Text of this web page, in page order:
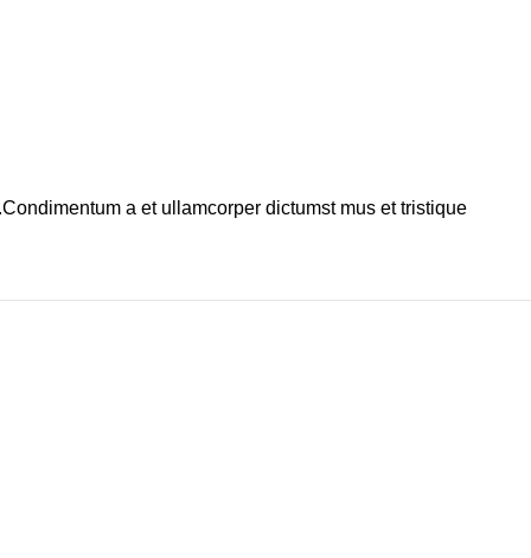
a et ullamcorper dictumst mus et tristique